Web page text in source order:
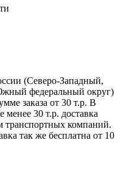
(Северо-Западный,
федеральный округ)
заказа от 30 т.р. В
30 т.р. доставка
транспортных компаний.
так же бесплатна от 10